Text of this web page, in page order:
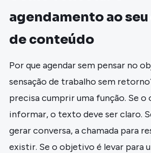
agendamento ao
de conteúdo
Por que agendar sem pensar no
sensação de trabalho sem
precisa cumprir uma função. Se o
informar, o texto deve ser claro.
gerar conversa, a chamada para
existir. Se o objetivo é levar para